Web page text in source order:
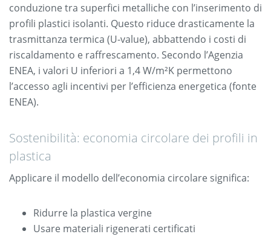
conduzione tra superfici metalliche con l’inserimento di
profili plastici isolanti. Questo riduce drasticamente la
trasmittanza termica (U-value), abbattendo i costi di
riscaldamento e raffrescamento. Secondo l’Agenzia
ENEA, i valori U inferiori a 1,4 W/m²K permettono
l’accesso agli incentivi per l’efficienza energetica (fonte
ENEA).
Sostenibilità: economia circolare dei profili in
plastica
Applicare il modello dell’economia circolare significa:
Ridurre la plastica vergine
Usare materiali rigenerati certificati